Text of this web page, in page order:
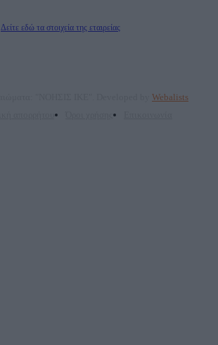
Δείτε εδώ τα στοιχεία της εταιρείας
Webalists